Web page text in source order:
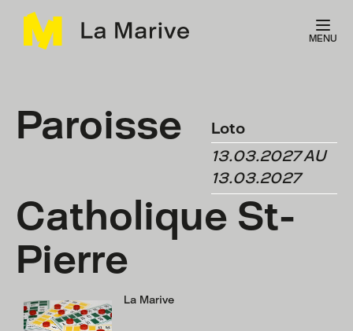
MENU
Loto
13.03.2027 AU
13.03.2027
Paroisse
Catholique St-
Pierre
La Marive